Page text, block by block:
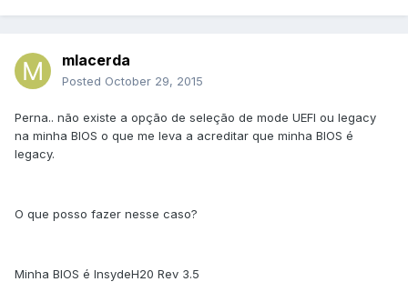
mlacerda
Posted October 29, 2015
Perna.. não existe a opção de seleção de mode UEFI ou legacy
na minha BIOS o que me leva a acreditar que minha BIOS é
legacy.
O que posso fazer nesse caso?
Minha BIOS é InsydeH20 Rev 3.5